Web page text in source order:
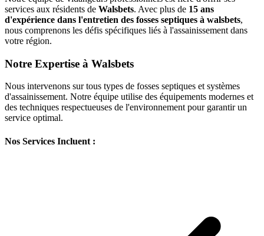
services aux résidents de Walsbets. Avec plus de 15 ans
d'expérience dans l'entretien des fosses septiques à walsbets,
nous comprenons les défis spécifiques liés à l'assainissement dans
votre région.
Notre Expertise à Walsbets
Nous intervenons sur tous types de fosses septiques et systèmes
d'assainissement. Notre équipe utilise des équipements modernes et
des techniques respectueuses de l'environnement pour garantir un
service optimal.
Nos Services Incluent :